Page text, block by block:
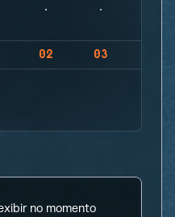
02 03
no momento